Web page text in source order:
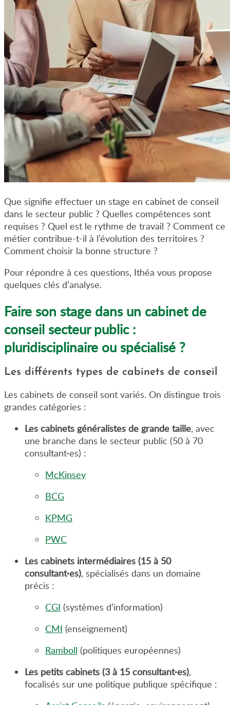
Que signifie effectuer un stage en cabinet de conseil
dans le secteur public ? Quelles compétences sont
requises ? Quel est le rythme de travail ? Comment ce
métier contribue-t-il à l’évolution des territoires ?
Comment choisir la bonne structure ?
Pour répondre à ces questions, Ithéa vous propose
quelques clés d’analyse.
Faire son stage dans un cabinet de
conseil secteur public :
pluridisciplinaire ou spécialisé ?
Les différents types de cabinets de conseil
Les cabinets de conseil sont variés. On distingue trois
grandes catégories :
Les cabinets généralistes de grande taille, avec
une branche dans le secteur public (50 à 70
consultant·es) :
McKinsey
BCG
KPMG
PWC
Les cabinets intermédiaires (15 à 50
consultant·es), spécialisés dans un domaine
précis :
CGI (systèmes d’information)
CMI (enseignement)
Ramboll (politiques européennes)
Les petits cabinets (3 à 15 consultant·es),
focalisés sur une politique publique spécifique :